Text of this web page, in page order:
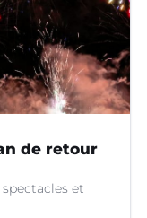
de retour
et